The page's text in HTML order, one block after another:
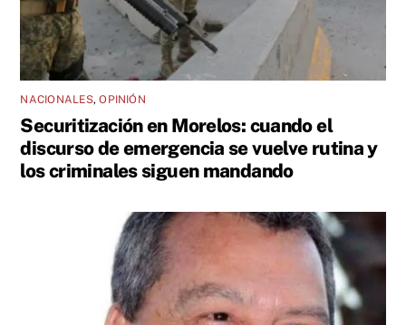
NACIONALES,OPINIÓN
Securitización en Morelos: cuando el
discurso de emergencia se vuelve rutina y
los criminales siguen mandando